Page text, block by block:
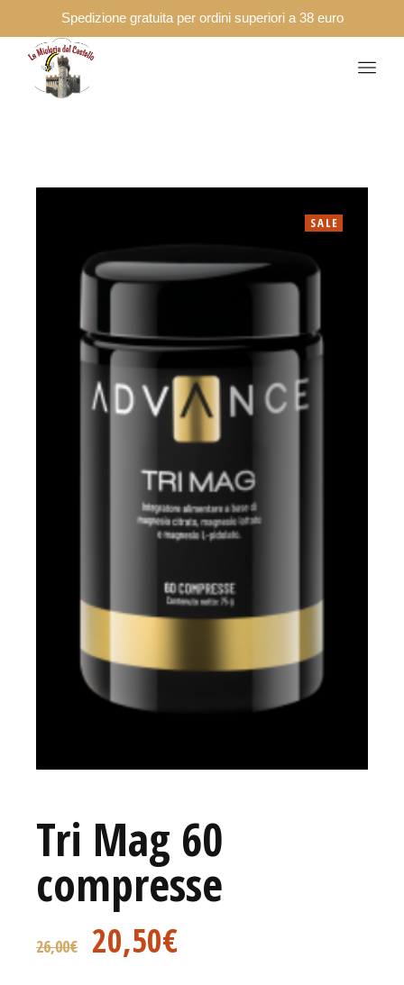
Spedizione gratuita per ordini superiori a 38 euro
SALE
Tri Mag 60
compresse
26,00€ 20,50€